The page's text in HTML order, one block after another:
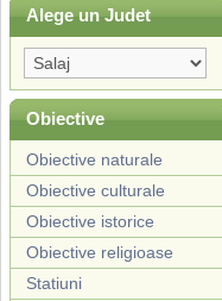
Alege un Judet
Obiective
Obiective naturale
Obiective culturale
Obiective istorice
Obiective religioase
Statiuni